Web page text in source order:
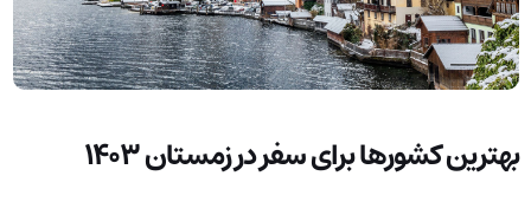
بهترین کشورها برای سفر در زمستان 1403